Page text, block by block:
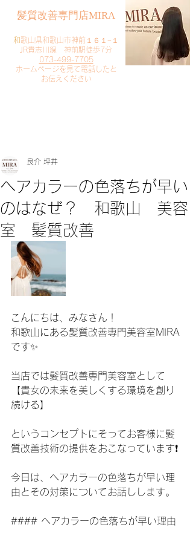
​髪質改善専門店MIRA
​和歌山県和歌山市神前１６１−１
JR貴志川線 神前駅徒歩7分
073-499-7705
​ホームページを見て電話したと
お伝えください
ヘアカラーの色落ちが早い
のはなぜ？ 和歌山 美容
室 髪質改善
良介 坪井
こんにちは、みなさん！
和歌山にある髪質改善専門美容室MIRA
です✨
当店では髪質改善専門美容室として
【貴女の未来を美しくする環境を創り
続ける】
というコンセプトにそってお客様に髪
質改善技術の提供をおこなっています❗️
今日は、ヘアカラーの色落ちが早い理
由とその対策についてお話しします。
#### ヘアカラーの色落ちが早い理由